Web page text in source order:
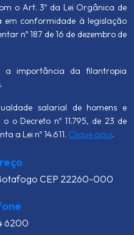
o Art. 3º da Lei Orgânica de
em conformidade à legislação
nº 187 de 16 de dezembro de
a importância da filantropia
salarial de homens e
o Decreto nº 11.795, de 23 de
a Lei nº 14.611. Clique aqui.
CEP 22260-000
6200